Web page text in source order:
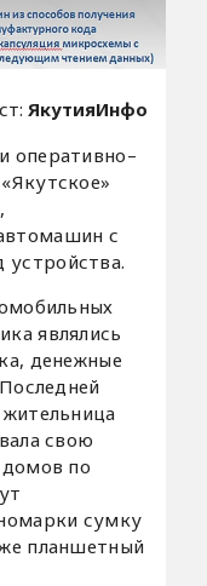
ЯкутияИнфо
оперативно–
с
являлись
денежные
свою
по
сумку
планшетный